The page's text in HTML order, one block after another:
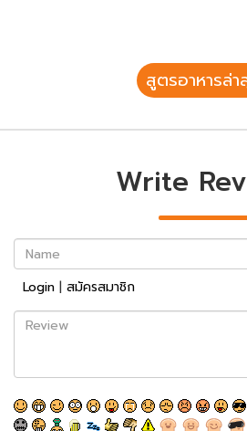
สูตรอาหารล่
Write
Name
Login | สมัครสมาชิก
Review